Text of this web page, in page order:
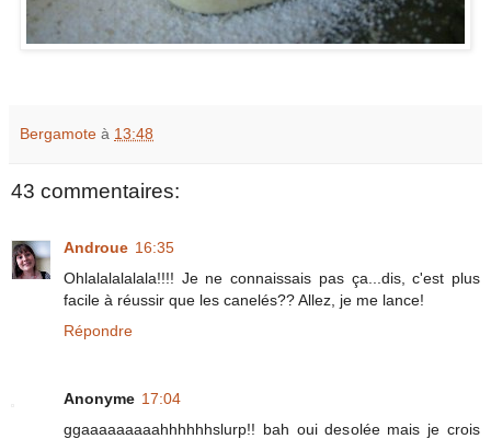
Bergamote à 13:48
43 commentaires:
Androue 16:35
Ohlalalalalala!!!! Je ne connaissais pas ça...dis, c'est plus
facile à réussir que les canelés?? Allez, je me lance!
Répondre
Anonyme 17:04
ggaaaaaaaaahhhhhhslurp!! bah oui desolée mais je crois